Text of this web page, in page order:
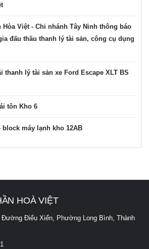
Hòa Việt - Chi nhánh Tây Ninh thông báo
đấu thầu thanh lý tài sản, công cụ dụng
thanh lý tài sản xe Ford Escape XLT BS
tôn Kho 6
block máy lạnh kho 12AB
HOÀ VIỆT
Đường Điểu Xiển, Phường Long Bình, Thành